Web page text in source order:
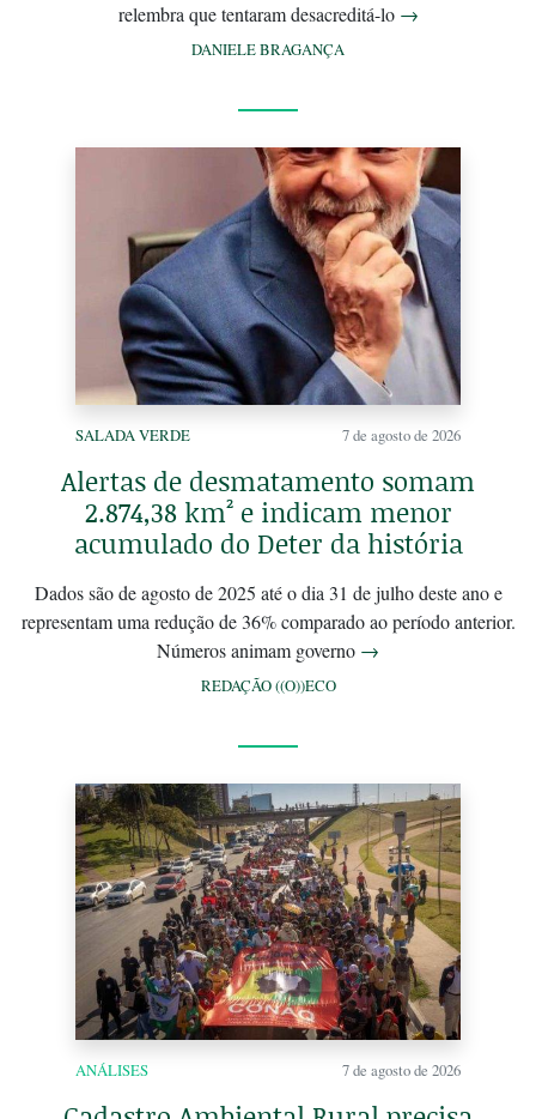
relembra que tentaram desacreditá-lo →
DANIELE BRAGANÇA
SALADA VERDE 7 de agosto de 2026
Alertas de desmatamento somam
2.874,38 km² e indicam menor
acumulado do Deter da história
Dados são de agosto de 2025 até o dia 31 de julho deste ano e
representam uma redução de 36% comparado ao período anterior.
Números animam governo →
REDAÇÃO ((O))ECO
ANÁLISES 7 de agosto de 2026